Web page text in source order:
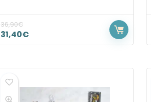
36,90€
31,40€